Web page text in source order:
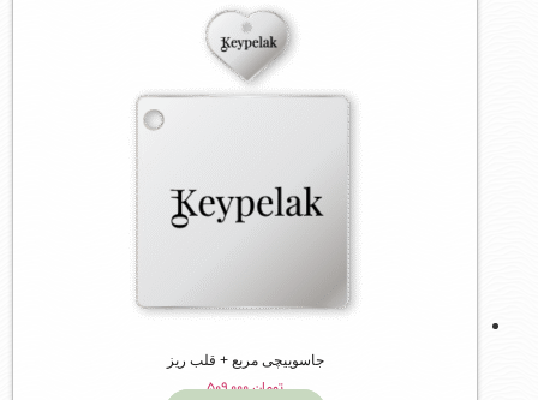
جاسوییچی مربع + قلب ریز
تومان۵۰۹,۰۰۰